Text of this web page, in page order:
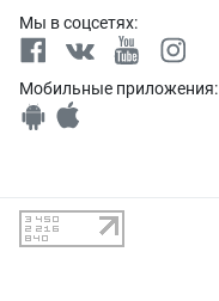
Мы в соцсетях:
Мобильные приложения: